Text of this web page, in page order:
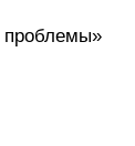
проблемы»